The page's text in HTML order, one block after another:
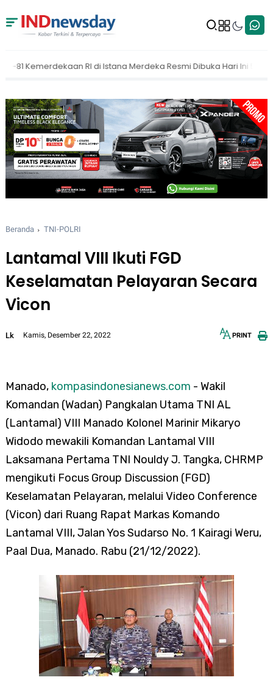
Resmi Dibuka Hari Ini 5 Agustus 2026 MAKI Dorong KPK
Beranda TNI-POLRI
Lantamal VIII Ikuti FGD
Keselamatan Pelayaran Secara
Vicon
Lk Kamis, Desember 22, 2022 PRINT
Manado, kompasindonesianews.com - Wakil
Komandan (Wadan) Pangkalan Utama TNI AL
(Lantamal) VIII Manado Kolonel Marinir Mikaryo
Widodo mewakili Komandan Lantamal VIII
Laksamana Pertama TNI Nouldy J. Tangka, CHRMP
mengikuti Focus Group Discussion (FGD)
Keselamatan Pelayaran, melalui Video Conference
(Vicon) dari Ruang Rapat Markas Komando
Lantamal VIII, Jalan Yos Sudarso No. 1 Kairagi Weru,
Paal Dua, Manado. Rabu (21/12/2022).